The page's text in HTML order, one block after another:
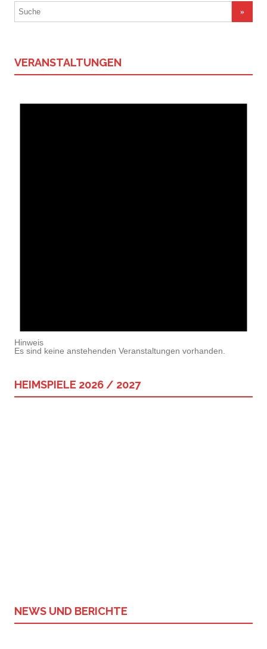
Suchergebnis
für:
VERANSTALTUNGEN
Hinweis
Es sind keine anstehenden Veranstaltungen vorhanden.
HEIMSPIELE 2026 / 2027
NEWS UND BERICHTE